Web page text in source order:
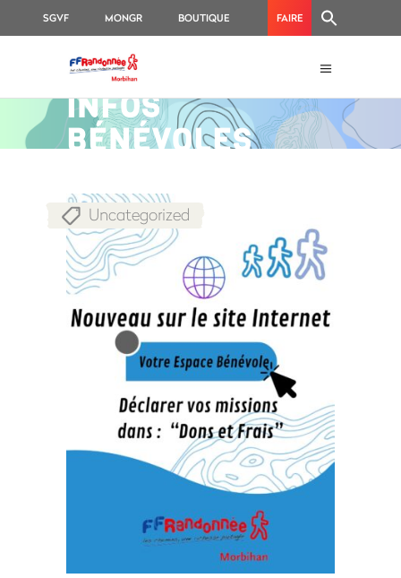
SGVF MONGR BOUTIQUE FAIRE
INFOS
BÉNÉVOLES
Uncategorized